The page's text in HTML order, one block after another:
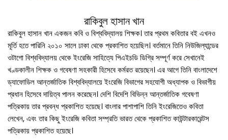
রাকিবুল হাসান খান
রাকিবুল হাসান খান একজন কবি ও বিশ্ববিদ্যালয় শিক্ষক। তার প্রথম কবিতার বই এখনও
মূর্তি হতে পারিনি ২০১০ সালে ঢাকা থেকে প্রকাশিত হয়েছিল। বর্তমানে তিনি নিউজিল্যান্ডের
ওটাগো বিশ্ববিদ্যালয় থেকে ইংরেজি সাহিত্যে পিএইচডি ডিগ্রি সম্পূর্ণ করে সেখানেই
খণ্ডকালীন শিক্ষক ও গবেষণা সহকারী হিসেবে কর্মরত রয়েছেন। এর আগে তিনি বাংলাদেশে
ড্যাফোডিল আন্তর্জাতিক বিশ্ববিদ্যালয়ে ইংরেজি বিভাগের সহযোগী অধ্যাপক ও বিভাগীয়
প্রধান হিসেবে দায়িত্ব পালন করেছেন। দেশি বিদেশি বিভিন্ন আন্তর্জাতিক গবেষণা
পত্রিকায় তার প্রবন্ধ প্রকাশিত হয়েছে। বাংলার পাশাপাশি তিনি ইংরেজিতেও কবিতা
লেখেন, এবং তার কিছু ইংরেজি কবিতা সম্প্রতি ভারত থেকে প্রকাশিত কাউন্টারকারেন্টস
পত্রিকায় প্রকাশিত হয়েছে।